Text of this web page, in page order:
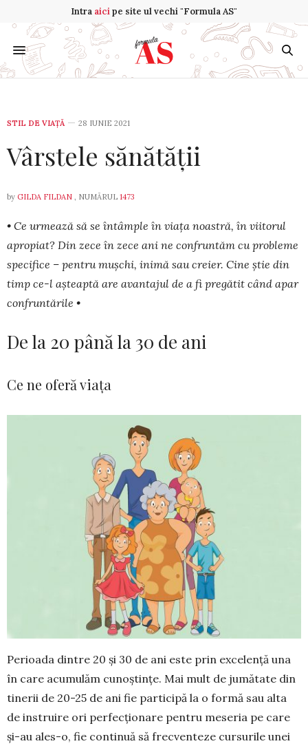
Intra aicipe site ul vechi "Formula AS"
STIL DE VIA­ŢĂ 28 IUNIE 2021
Vârstele sănătății
by GILDA FILDAN , NUMĂRUL 1473
• Ce urmează să se întâmple în viața noastră, în viitorul
apro­piat? Din zece în zece ani ne confruntăm cu probleme
specifice – pentru mușchi, inimă sau creier. Cine știe din
timp ce-l așteaptă are avantajul de a fi pregătit când apar
confruntările •
De la 20 până la 30 de ani
Ce ne oferă viața
Perioada dintre 20 și 30 de ani este prin excelență una
în care acumulăm cunoștințe. Mai mult de jumătate din
tinerii de 20-25 de ani fie parti­cipă la o formă sau alta
de instruire ori perfecționare pentru meseria pe care
și-au ales-o, fie continuă să frecventeze cursurile unei